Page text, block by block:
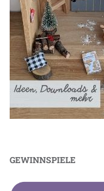
GEWINNSPIELE